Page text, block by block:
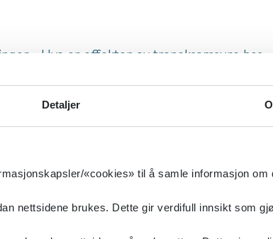
Detaljer
«cookies» til å samle informasjon om
nettsidene brukes. Dette gir verdifull innsikt som
- Hva er effekten av traneksamsyre hos
og fødsel
Kort oppsummert
(FHI)